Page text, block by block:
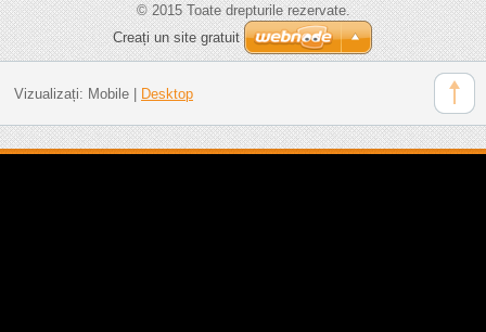
© 2015 Toate drepturile rezervate.
Creați un site gratuit
Vizualizați: Mobile| Desktop